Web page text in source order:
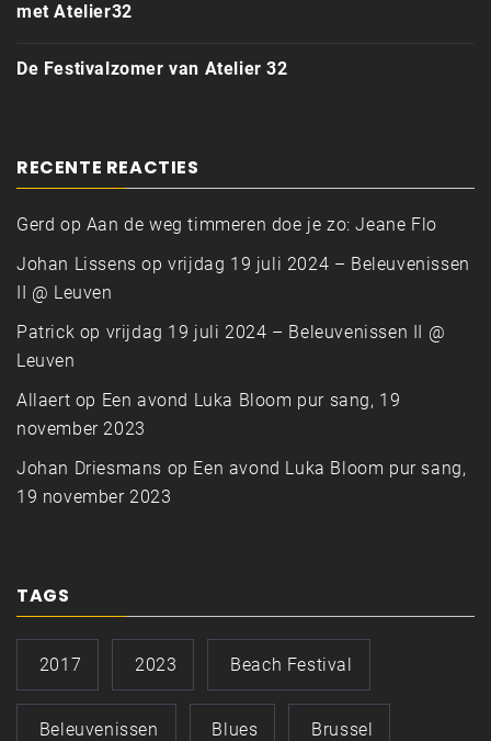
met Atelier32
De Festivalzomer van Atelier 32
RECENTE REACTIES
Gerd op Aan de weg timmeren doe je zo: Jeane Flo
Johan Lissens opvrijdag 19 juli 2024 – Beleuvenissen
II @ Leuven
Patrick op vrijdag 19 juli 2024 – Beleuvenissen II @
Leuven
Allaert op Een avond Luka Bloom pur sang, 19
november 2023
Johan Driesmans op Een avond Luka Bloom pur sang,
19 november 2023
TAGS
2017 2023 Beach Festival
Beleuvenissen Blues Brussel